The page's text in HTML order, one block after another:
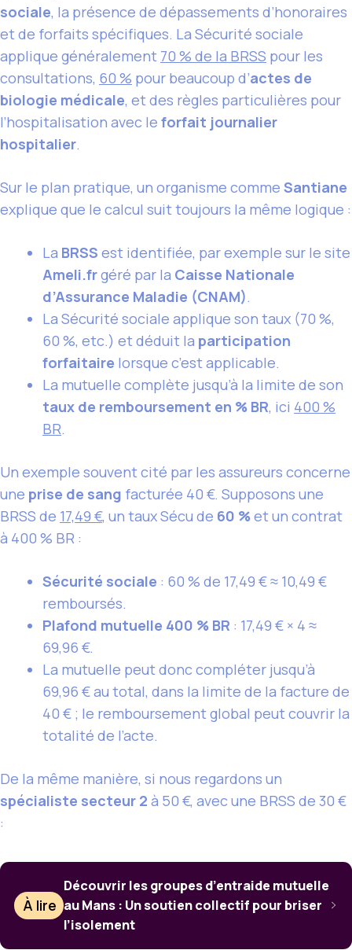
sociale, la présence de dépassements d’honoraires
et de forfaits spécifiques. La Sécurité sociale
applique généralement 70 % de la BRSS pour les
consultations, 60 % pour beaucoup d’actes de
biologie médicale, et des règles particulières pour
l’hospitalisation avec le forfait journalier
hospitalier.
Sur le plan pratique, un organisme comme Santiane
explique que le calcul suit toujours la même logique :
La BRSS est identifiée, par exemple sur le site
Ameli.frgéré par la Caisse Nationale
d’Assurance Maladie (CNAM).
La Sécurité sociale applique son taux (70 %,
60 %, etc.) et déduit la participation
forfaitaire lorsque c’est applicable.
La mutuelle complète jusqu’à la limite de son
taux de remboursement en % BR, ici 400 %
BR.
Un exemple souvent cité par les assureurs concerne
une prise de sang facturée 40 €. Supposons une
BRSS de 17,49 €, un taux Sécu de 60 %et un contrat
à 400 % BR :
Sécurité sociale : 60 % de 17,49 € ≈ 10,49 €
remboursés.
Plafond mutuelle 400 % BR : 17,49 € × 4 ≈
69,96 €.
La mutuelle peut donc compléter jusqu’à
69,96 € au total, dans la limite de la facture de
40 € ; le remboursement global peut couvrir la
totalité de l’acte.
De la même manière, si nous regardons un
spécialiste secteur 2 à 50 €, avec une BRSS de 30 €
:
À lire
Découvrir les groupes d’entraide mutuelle
au Mans : Un soutien collectif pour briser
l’isolement